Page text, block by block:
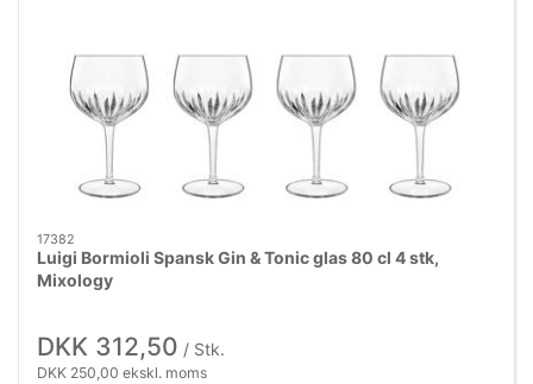
17382
Luigi Bormioli Spansk Gin & Tonic glas 80 cl 4 stk,
Mixology
DKK 312,50 / Stk.
DKK 250,00 ekskl. moms